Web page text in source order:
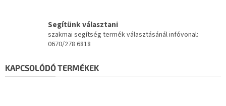
Segítünk választani
szakmai segítség termék választásánál infóvonal:
0670/278 6818
KAPCSOLÓDÓ TERMÉKEK